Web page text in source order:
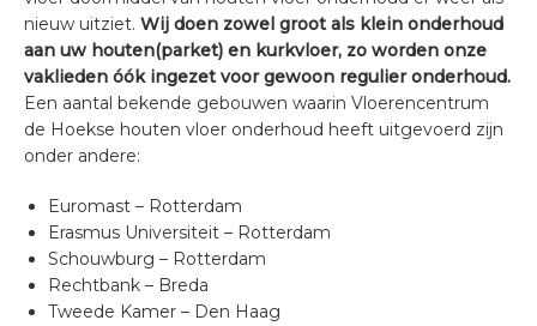
nieuw uitziet. Wij doen zowel groot als klein onderhoud
aan uw houten(parket) en kurkvloer, zo worden onze
vaklieden óók ingezet voor gewoon regulier onderhoud.
Een aantal bekende gebouwen waarin Vloerencentrum
de Hoekse houten vloer onderhoud heeft uitgevoerd zijn
onder andere:
Euromast – Rotterdam
Erasmus Universiteit – Rotterdam
Schouwburg – Rotterdam
Rechtbank – Breda
Tweede Kamer – Den Haag